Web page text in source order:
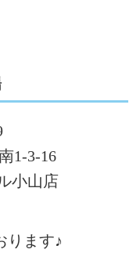
1-3-16
小山店
ります♪